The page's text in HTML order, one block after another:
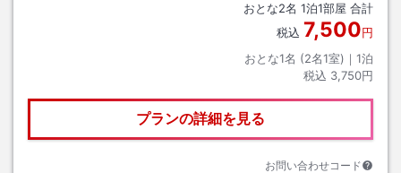
おとな2名 1泊1部屋 合計
税込 7,500円
おとな1名 (2名1室)｜ 1泊
税込 3,750円
プランの詳細を見る
お問い合わせコード